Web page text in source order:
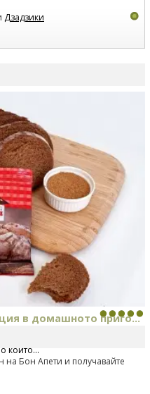
Дзадзики
в домашното приго...
на изцяло нов
който...
Бон Апети и получавайте